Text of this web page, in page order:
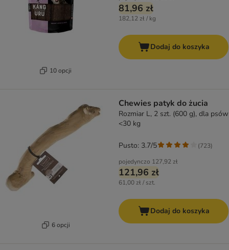
10 opcji
81,96 zł
182,12 zł / kg
Dodaj do koszyka
6 opcji
Chewies patyk do żucia
Rozmiar L, 2 szt. (600 g), dla psów
<30 kg
pojedynczo 127,92 zł
121,96 zł
61,00 zł / szt.
Pusto: 3.7/5 (723)
Dodaj do koszyka